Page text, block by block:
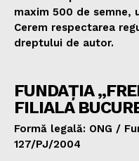
maxim 500 de
Cerem respectarea
dreptului de autor.
FUNDAȚIA
FILIALA
Formă legală: ONG /
127/PJ/2004